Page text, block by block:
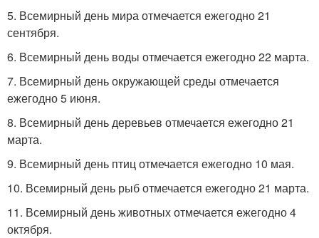
5. Всемирный день мира отмечается ежегодно 21
сентября.
6. Всемирный день воды отмечается ежегодно 22 марта.
7. Всемирный день окружающей среды отмечается
ежегодно 5 июня.
8. Всемирный день деревьев отмечается ежегодно 21
марта.
9. Всемирный день птиц отмечается ежегодно 10 мая.
10. Всемирный день рыб отмечается ежегодно 21 марта.
11. Всемирный день животных отмечается ежегодно 4
октября.